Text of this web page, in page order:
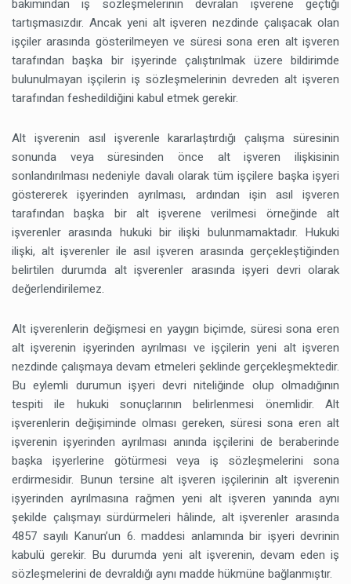
bakımından iş sözleşmelerinin devralan işverene geçtiği
tartışmasızdır. Ancak yeni alt işveren nezdinde çalışacak olan
işçiler arasında gösterilmeyen ve süresi sona eren alt işveren
tarafından başka bir işyerinde çalıştırılmak üzere bildirimde
bulunulmayan işçilerin iş sözleşmelerinin devreden alt işveren
tarafından feshedildiğini kabul etmek gerekir.
Alt işverenin asıl işverenle kararlaştırdığı çalışma süresinin
sonunda veya süresinden önce alt işveren ilişkisinin
sonlandırılması nedeniyle davalı olarak tüm işçilere başka işyeri
göstererek işyerinden ayrılması, ardından işin asıl işveren
tarafından başka bir alt işverene verilmesi örneğinde alt
işverenler arasında hukuki bir ilişki bulunmamaktadır. Hukuki
ilişki, alt işverenler ile asıl işveren arasında gerçekleştiğinden
belirtilen durumda alt işverenler arasında işyeri devri olarak
değerlendirilemez.
Alt işverenlerin değişmesi en yaygın biçimde, süresi sona eren
alt işverenin işyerinden ayrılması ve işçilerin yeni alt işveren
nezdinde çalışmaya devam etmeleri şeklinde gerçekleşmektedir.
Bu eylemli durumun işyeri devri niteliğinde olup olmadığının
tespiti ile hukuki sonuçlarının belirlenmesi önemlidir. Alt
işverenlerin değişiminde olması gereken, süresi sona eren alt
işverenin işyerinden ayrılması anında işçilerini de beraberinde
başka işyerlerine götürmesi veya iş sözleşmelerini sona
erdirmesidir. Bunun tersine alt işveren işçilerinin alt işverenin
işyerinden ayrılmasına rağmen yeni alt işveren yanında aynı
şekilde çalışmayı sürdürmeleri hâlinde, alt işverenler arasında
4857 sayılı Kanun’un 6. maddesi anlamında bir işyeri devrinin
kabulü gerekir. Bu durumda yeni alt işverenin, devam eden iş
sözleşmelerini de devraldığı aynı madde hükmüne bağlanmıştır.